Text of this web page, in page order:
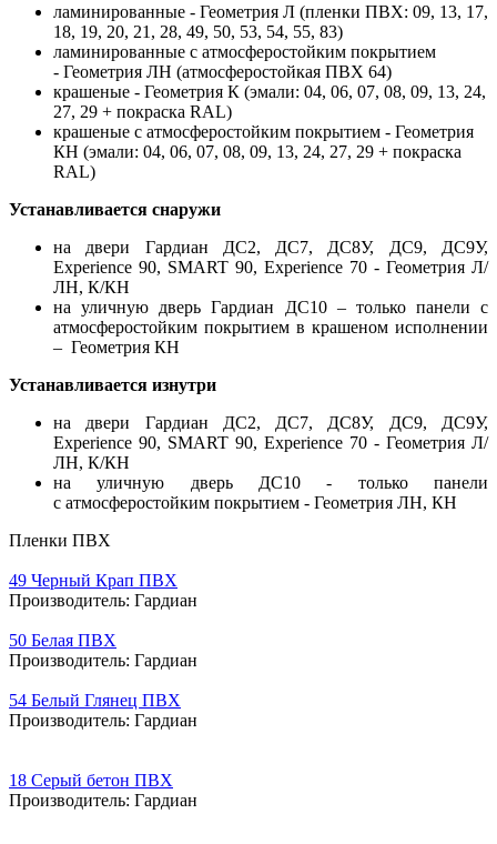
ламинированные - Геометрия Л (пленки ПВХ: 09, 13, 17,
18, 19, 20, 21, 28, 49, 50, 53, 54, 55, 83)
ламинированные с атмосферостойким покрытием
- Геометрия ЛН (атмосферостойкая ПВХ 64)
крашеные - Геометрия К (эмали: 04, 06, 07, 08, 09, 13, 24,
27, 29 + покраска RAL)
крашеные с атмосферостойким покрытием - Геометрия
КН (эмали: 04, 06, 07, 08, 09, 13, 24, 27, 29 + покраска
RAL)
Устанавливается снаружи
на двери Гардиан ДС2, ДС7, ДС8У, ДС9, ДС9У,
Experience 90, SMART 90, Experience 70 - Геометрия Л/
ЛН, К/КН
на уличную дверь Гардиан ДС10 – только панели с
атмосферостойким покрытием в крашеном исполнении
– Геометрия КН
Устанавливается изнутри
на двери Гардиан ДС2, ДС7, ДС8У, ДС9, ДС9У,
Experience 90, SMART 90, Experience 70 - Геометрия Л/
ЛН, К/КН
на уличную дверь ДС10 - только панели
с атмосферостойким покрытием - Геометрия ЛН, КН
Пленки ПВХ
49 Черный Крап ПВХ
Производитель: Гардиан
50 Белая ПВХ
Производитель: Гардиан
54 Белый Глянец ПВХ
Производитель: Гардиан
18 Серый бетон ПВХ
Производитель: Гардиан